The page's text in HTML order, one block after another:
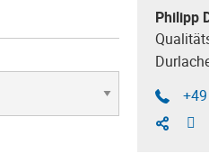
Philipp